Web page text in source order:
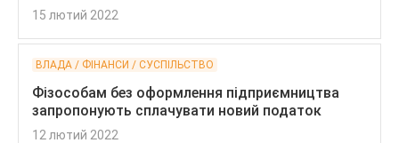
15 лютий 2022
ВЛАДА / ФІНАНСИ / СУСПІЛЬСТВО
Фізособам без оформлення підприємництва
запропонують сплачувати новий податок
12 лютий 2022